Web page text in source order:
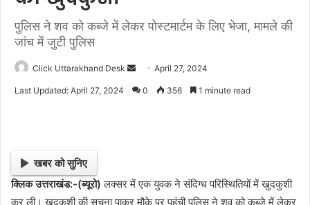
पुलिस ने शव को कब्जे में लेकर पोस्टमार्टम के लिए भेजा, मामले की
जांच में जुटी पुलिस
Click Uttarakhand Desk
e
m
a
April 27, 2024
Last Updated: April 27, 2024 0 356 1 minute read
खबर को सुनिए
क्लिक उत्तराखंड:-(ब्यूरो)लक्सर में एक युवक ने संदिग्ध परिस्थितियों में खुदकुशी
कर ली। खुदकुशी की सूचना पाकर मौके पर पहुंची पुलिस ने शव को कब्जे में लेकर